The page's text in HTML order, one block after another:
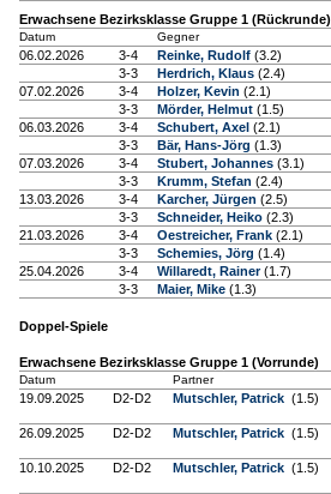
Erwachsene Bezirksklasse Gruppe 1 (Rückrunde)
Datum Gegner
06.02.2026 3-4 Reinke, Rudolf (3.2)
3-3
Herdrich, Klaus (2.4)
07.02.2026
3-4 Holzer, Kevin (2.1)
3-3
Mörder, Helmut (1.5)
06.03.2026
3-4 Schubert, Axel (2.1)
3-3
Bär, Hans-Jörg (1.3)
07.03.2026
3-4 Stubert, Johannes (3.1)
3-3
Krumm, Stefan (2.4)
13.03.2026
3-4 Karcher, Jürgen (2.5)
3-3
Schneider, Heiko (2.3)
21.03.2026
3-4 Oestreicher, Frank (2.1)
3-3
Schemies, Jörg (1.4)
25.04.2026
3-4 Willaredt, Rainer(1.7)
3-3
Maier, Mike (1.3)
Doppel-Spiele
Erwachsene Bezirksklasse Gruppe 1 (Vorrunde)
Datum Partner
19.09.2025 D2-D2 Mutschler, Patrick (1.5)
26.09.2025
D2-D2 Mutschler, Patrick (1.5)
10.10.2025
D2-D2 Mutschler, Patrick (1.5)